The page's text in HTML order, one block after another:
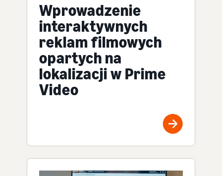
Wprowadzenie
interaktywnych
reklam filmowych
opartych na
lokalizacji w Prime
Video